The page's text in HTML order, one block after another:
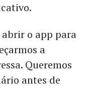
abrir o app para
a
Queremos
antes de